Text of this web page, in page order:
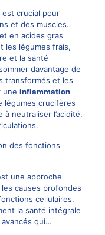
crucial pour
et des muscles.
en acides gras
les légumes frais,
et la santé
davantage de
transformés et les
une inflammation
légumes crucifères
neutraliser l’acidité,
des fonctions
une approche
causes profondes
cellulaires.
la santé intégrale
qui…